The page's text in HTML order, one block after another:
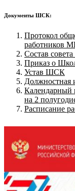
Документы ШСК:
Протокол
работников
Состав
Приказ о
Устав ШСК
Должностная
Календарный
на 2
Расписание